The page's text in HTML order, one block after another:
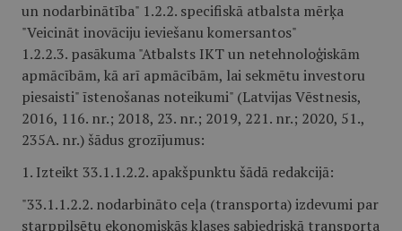
un nodarbinātība" 1.2.2. specifiskā atbalsta mērķa
"Veicināt inovāciju ieviešanu komersantos"
1.2.2.3. pasākuma "Atbalsts IKT un netehnoloģiskām
apmācībām, kā arī apmācībām, lai sekmētu investoru
piesaisti" īstenošanas noteikumi" (Latvijas Vēstnesis,
2016, 116. nr.; 2018, 23. nr.; 2019, 221. nr.; 2020, 51.,
235A. nr.) šādus grozījumus:
1. Izteikt 33.1.1.2.2. apakšpunktu šādā redakcijā:
"33.1.1.2.2. nodarbināto ceļa (transporta) izdevumi par
starppilsētu ekonomiskās klases sabiedriskā transporta